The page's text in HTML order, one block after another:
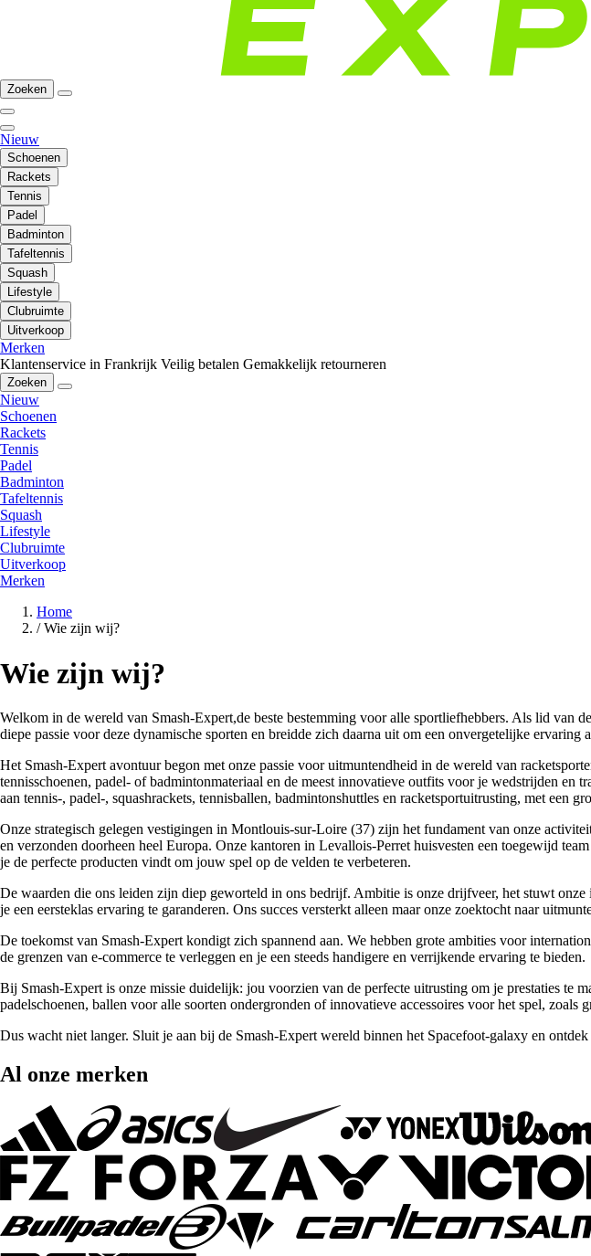
Zoeken
Nieuw
Schoenen
Rackets
Tennis
Padel
Badminton
Tafeltennis
Squash
Lifestyle
Clubruimte
Uitverkoop
Merken
Klantenservice in Frankrijk Veilig betalen Gemakkelijk retourneren
Zoeken
Nieuw
Schoenen
Rackets
Tennis
Padel
Badminton
Tafeltennis
Squash
Lifestyle
Clubruimte
Uitverkoop
Merken
Home
/ Wie zijn wij?
Wie zijn wij?
Welkom in de wereld van Smash-Expert,de beste bestemming voor alle sportliefhebbers. Als lid van
diepe passie voor deze dynamische sporten en breidde zich daarna uit om een onvergetelijke ervaring
Het Smash-Expert avontuur begon met onze passie voor uitmuntendheid in de wereld van
tennisschoenen, padel- of badmintonmateriaal en de meest innovatieve outfits voor je wedstrijden en
aan tennis-, padel-, squashrackets, tennisballen, badmintonshuttles en racketsportuitrusting, met een
Onze strategisch gelegen vestigingen in Montlouis-sur-Loire (37) zijn het fundament van onze
en verzonden doorheen heel Europa. Onze kantoren in Levallois-Perret huisvesten een toegewijd
je de perfecte producten vindt om jouw spel op de velden te verbeteren.
De waarden die ons leiden zijn diep geworteld in ons bedrijf. Ambitie is onze drijfveer, het stuwt
je een eersteklas ervaring te garanderen. Ons succes versterkt alleen maar onze zoektocht naar
De toekomst van Smash-Expert kondigt zich spannend aan. We hebben grote ambities voor
de grenzen van e-commerce te verleggen en je een steeds handigere en verrijkende ervaring te bieden.
Bij Smash-Expert is onze missie duidelijk: jou voorzien van de perfecte uitrusting om je prestaties te
padelschoenen, ballen voor alle soorten ondergronden of innovatieve accessoires voor het spel,
Dus wacht niet langer. Sluit je aan bij de Smash-Expert wereld binnen het Spacefoot-galaxy en
Al onze merken